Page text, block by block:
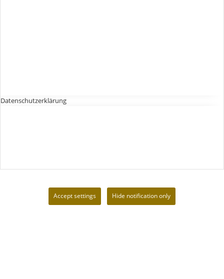
Datenschutzerklärung
Accept settings Hide notification only